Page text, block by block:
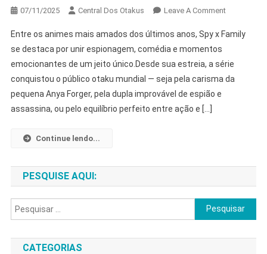
07/11/2025 Central Dos Otakus Leave A CommentOn
Spy
Family:
Tudo
Otaku!
Entre os animes mais amados dos últimos anos, Spy x Family
se destaca por unir espionagem, comédia e momentos
emocionantes de um jeito único.Desde sua estreia, a série
conquistou o público otaku mundial — seja pela carisma da
pequena Anya Forger, pela dupla improvável de espião e
assassina, ou pelo equilíbrio perfeito entre ação e […]
Continue lendo...
PESQUISE AQUI:
Pesquisar
por:
CATEGORIAS